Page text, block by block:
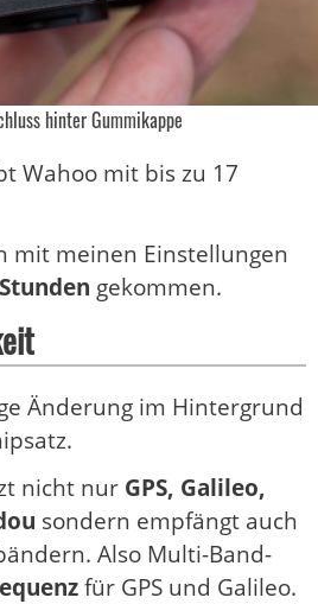
hinter Gummikappe
Wahoo mit bis zu 17
mit meinen Einstellungen
gekommen.
Änderung im Hintergrund
nicht nur GPS, Galileo,
sondern empfängt auch
Also Multi-Band-
für GPS und Galileo.